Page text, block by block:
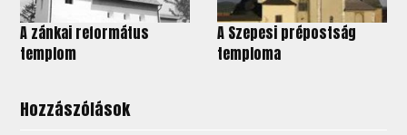
A zánkai református
templom
A Szepesi prépostság
temploma
Hozzászólások